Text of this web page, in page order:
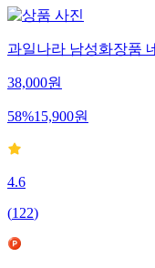
과일나라 남성화장품
38,000원
58%15,900원
4.6
(122)